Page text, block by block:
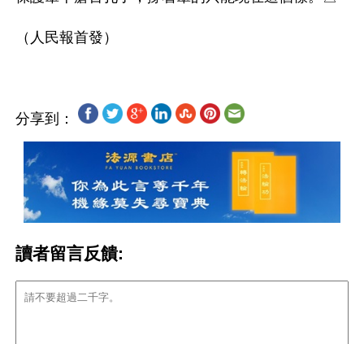
分享到：
讀者留言反饋: